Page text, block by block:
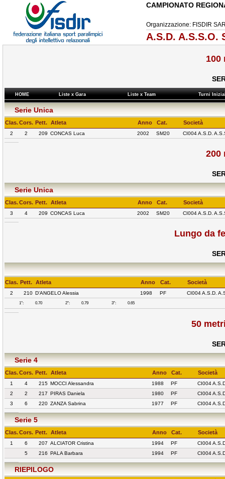
CAMPIONATO
Organizzazione: FISDIR
A.S.D. A.S.S.O.
100
HOME Liste x Gara Liste x Team Turni
Serie Unica
Clas.Cors. Pett. Atleta Anno Cat. Società
2 2 209 CONCAS Luca 2002 SM20 CI004 A.S.D.
200
Serie Unica
Clas.Cors. Pett. Atleta Anno Cat. Società
3 4 209 CONCAS Luca 2002 SM20 CI004 A.S.D.
Lungo da
Clas. Pett. Atleta Anno Cat. Società
2 210 D'ANGELO Alessia 1998 PF CI004 A.S.D.
1°: 0.70 2°: 0.79 3°: 0.65
50
Serie 4
Clas.Cors. Pett. Atleta Anno Cat. Società
1 4 215 MOCCI Alessandra 1988 PF
CI004
2
2 217 PIRAS Daniela 1980 PF
CI004
3
6 220 ZANZA Sabrina 1977 PF CI004
Serie 5
Clas.Cors. Pett. Atleta Anno Cat. Società
1 6 207 ALCIATOR Cristina 1994 PF
CI004
5
216 PALA Barbara 1994 PF CI004
RIEPILOGO